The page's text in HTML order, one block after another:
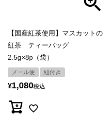
【国産紅茶使用】マスカットの
紅茶 ティーバッグ
2.5g×8p（袋）
メール便 紐付き
¥1,080税込